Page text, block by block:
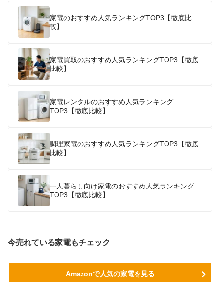
家電のおすすめ人気ランキングTOP3【徹底比
較】
家電買取のおすすめ人気ランキングTOP3【徹底
比較】
家電レンタルのおすすめ人気ランキング
TOP3【徹底比較】
調理家電のおすすめ人気ランキングTOP3【徹底
比較】
一人暮らし向け家電のおすすめ人気ランキング
TOP3【徹底比較】
今売れている家電もチェック
Amazonで人気の家電を見る